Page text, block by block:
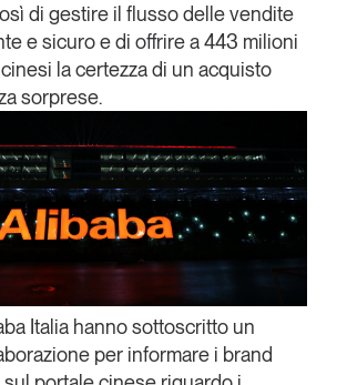
nella tua email
di gestire il flusso delle vendite
e sicuro e di offrire a 443 milioni
la certezza di un acquisto
sorprese.
Italia hanno sottoscritto un
per informare i brand